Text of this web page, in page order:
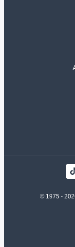
© 1975 -